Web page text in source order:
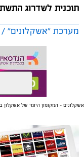
תוכנית לשדרוג
מערכת "אשקלונים" / 09:01 04.08.26
תגים:אשקלון, מרינה
החברה הכלכלית
תוכנית השקעה
אשקלונים - המקומון היומי של אשקלון